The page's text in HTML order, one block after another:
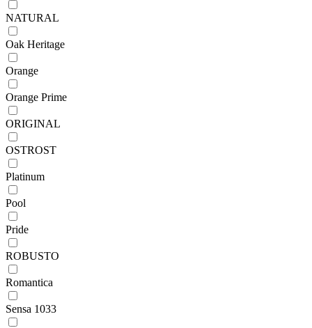
NATURAL
Oak Heritage
Orange
Orange Prime
ORIGINAL
OSTROST
Platinum
Pool
Pride
ROBUSTO
Romantica
Sensa 1033